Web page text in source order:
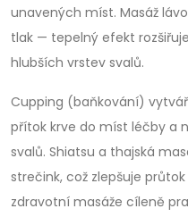
unavených míst. Masáž
tlak — tepelný efekt
hlubších vrstev svalů.
Cupping (baňkování)
přítok krve do míst léčby a
svalů. Shiatsu a thajská
strečink, což zlepšuje
zdravotní masáže cíleně